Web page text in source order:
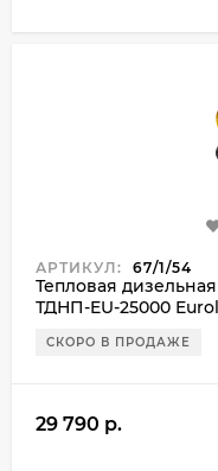
АРТИКУЛ: 67/1/54
Тепловая
ТДНП-EU-25000
СКОРО В ПРОДАЖЕ
29 790 p.